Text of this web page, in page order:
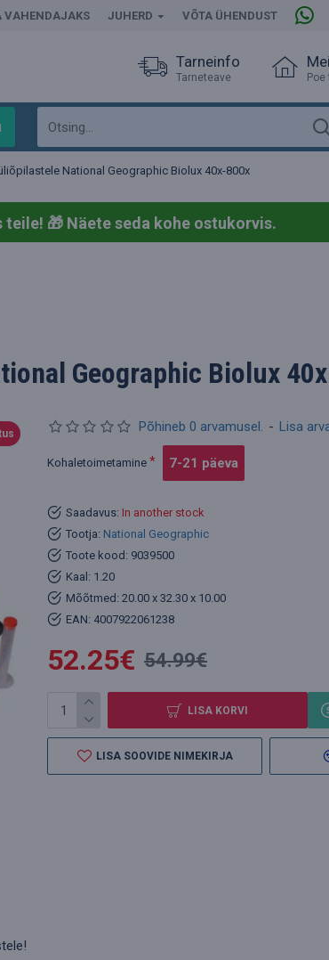
VAHENDAJAKS JUHERD VÕTA ÜHENDUST
Tarneinfo
Tarneteave
National Geographic Biolux 40x-800x
teile! 🎁 Näete seda kohe ostukorvis.
Geographic Biolux
Saadavus: In another stock
Tootja: National Geographic
Toote kood: 9039500
Kaal: 1.20
Mõõtmed: 20.00 x 32.30 x 10.00
EAN: 4007922061238
Põhineb 0 arvamusel. - Lisa
52.25€ 54.99€
Kohaletoimetamine 7-21 päeva
LISA KORVI
LISA SOOVIDE NIMEKIRJA